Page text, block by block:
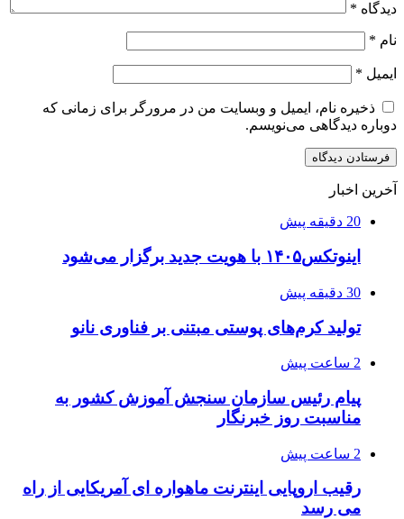
دیدگاه *
نام *
ایمیل *
ذخیره نام، ایمیل و وبسایت من در مرورگر برای زمانی که
دوباره دیدگاهی می‌نویسم.
آخرین اخبار
20 دقیقه پیش
اینوتکس۱۴۰۵ با هویت جدید برگزار می‌شود
30 دقیقه پیش
تولید کرم‌های پوستی مبتنی بر فناوری نانو
2 ساعت پیش
پیام رئیس سازمان سنجش آموزش کشور به
مناسبت روز خبرنگار
2 ساعت پیش
رقیب اروپایی اینترنت ماهواره ای آمریکایی از راه
می رسد